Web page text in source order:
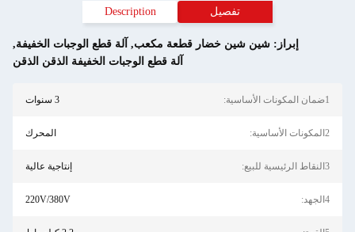
تفصيل Description
إبراز: شين شين خضار قطعة مكعب, آلة قطع الوجبات الخفيفة,
آلة قطع الوجبات الخفيفة الذقن الذقن
1ضمان المكونات الأساسية: 3 سنوات
2المكونات الأساسية: المحرك
3النقاط الرئيسية للبيع: إنتاجية عالية
4الجهد: 220V/380V